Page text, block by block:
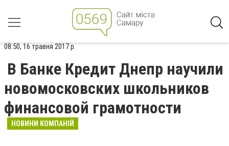
08:50, 16 травня 2017 р.
В Банке Кредит Днепр научили
новомосковских школьников
финансовой грамотности
НОВИНИ КОМПАНІЙ